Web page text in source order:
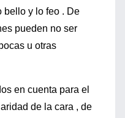
bello y lo feo . De
pueden no ser
u otras
en cuenta para el
de la cara , de